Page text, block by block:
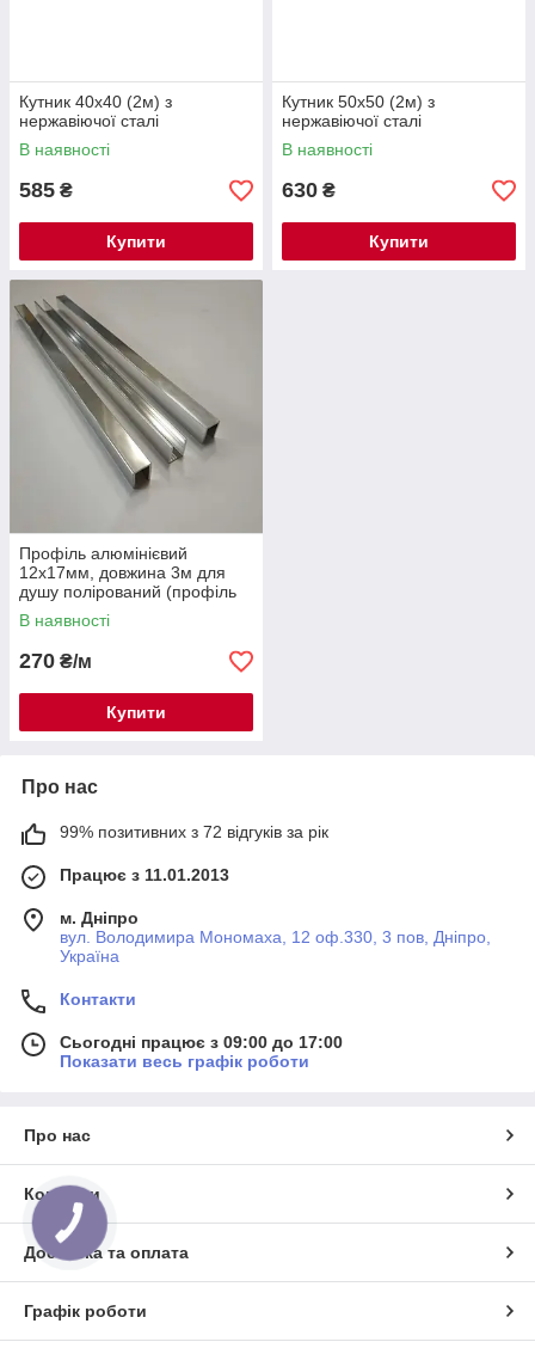
Кутник 40х40 (2м) з
нержавіючої сталі
В наявності
585 ₴
Купити
Кутник 50х50 (2м) з
нержавіючої сталі
В наявності
630 ₴
Купити
Профіль алюмінієвий
12х17мм, довжина 3м для
душу полірований (профіль
для скла швелер для
душових кабін)
В наявності
270 ₴/м
Купити
Про нас
99% позитивних з 72 відгуків за рік
Працює з 11.01.2013
м. Дніпро
вул. Володимира Мономаха, 12 оф.330, 3 пов, Дніпро,
Україна
Контакти
Сьогодні працює з 09:00 до 17:00
Показати весь графік роботи
Про нас
Контакти
Доставка та оплата
Графік роботи
КНОПКА
ЗВ'ЯЗКУ